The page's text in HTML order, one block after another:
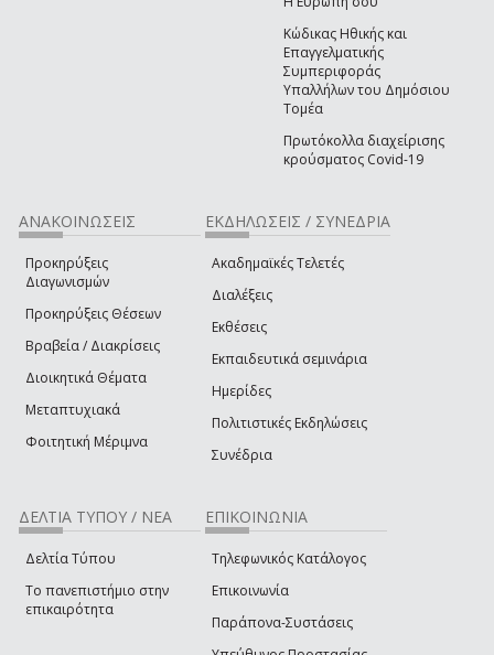
Κώδικας Ηθικής και
Επαγγελματικής
Συμπεριφοράς
Υπαλλήλων του Δημόσιου
Τομέα
Πρωτόκολλα διαχείρισης
κρούσματος Covid-19
ΑΝΑΚΟΙΝΩΣΕΙΣ
Προκηρύξεις
Διαγωνισμών
Προκηρύξεις Θέσεων
Βραβεία / Διακρίσεις
Διοικητικά Θέματα
Μεταπτυχιακά
Φοιτητική Μέριμνα
ΕΚΔΗΛΩΣΕΙΣ / ΣΥΝΕΔΡΙΑ
Ακαδημαϊκές Τελετές
Διαλέξεις
Εκθέσεις
Εκπαιδευτικά σεμινάρια
Ημερίδες
Πολιτιστικές Εκδηλώσεις
Συνέδρια
ΔΕΛΤΙΑ ΤΥΠΟΥ / ΝΕΑ
Δελτία Τύπου
Το πανεπιστήμιο στην
επικαιρότητα
ΕΠΙΚΟΙΝΩΝΙΑ
Τηλεφωνικός Κατάλογος
Επικοινωνία
Παράπονα-Συστάσεις